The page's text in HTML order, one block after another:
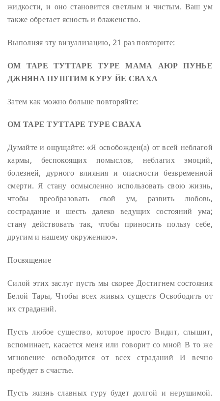
жидкости, и оно становится светлым и чистым. Ваш ум
также обретает ясность и блаженство.
Выполняя эту визуализацию, 21 раз повторите:
ОМ ТАРЕ ТУТТАРЕ ТУРЕ МАМА АЮР ПУНЬЕ
ДЖНЯНА ПУШТИМ КУРУ ЙЕ СВАХА
Затем как можно больше повторяйте:
ОМ ТАРЕ ТУТТАРЕ ТУРЕ СВАХА
Думайте и ощущайте: «Я освобожден(а) от всей неблагой
кармы, беспокоящих помыслов, неблагих эмоций,
болезней, дурного влияния и опасности безвременной
смерти. Я стану осмысленно использовать свою жизнь,
чтобы преобразовать свой ум, развить любовь,
сострадание и шесть далеко ведущих состояний ума;
стану действовать так, чтобы приносить пользу себе,
другим и нашему окружению».
Посвящение
Силой этих заслуг пусть мы скорее Достигнем состояния
Белой Тары, Чтобы всех живых существ Освободить от
их страданий.
Пусть любое существо, которое просто Видит, слышит,
вспоминает, касается меня или говорит со мной В то же
мгновение освободится от всех страданий И вечно
пребудет в счастье.
Пусть жизнь славных гуру будет долгой и нерушимой.